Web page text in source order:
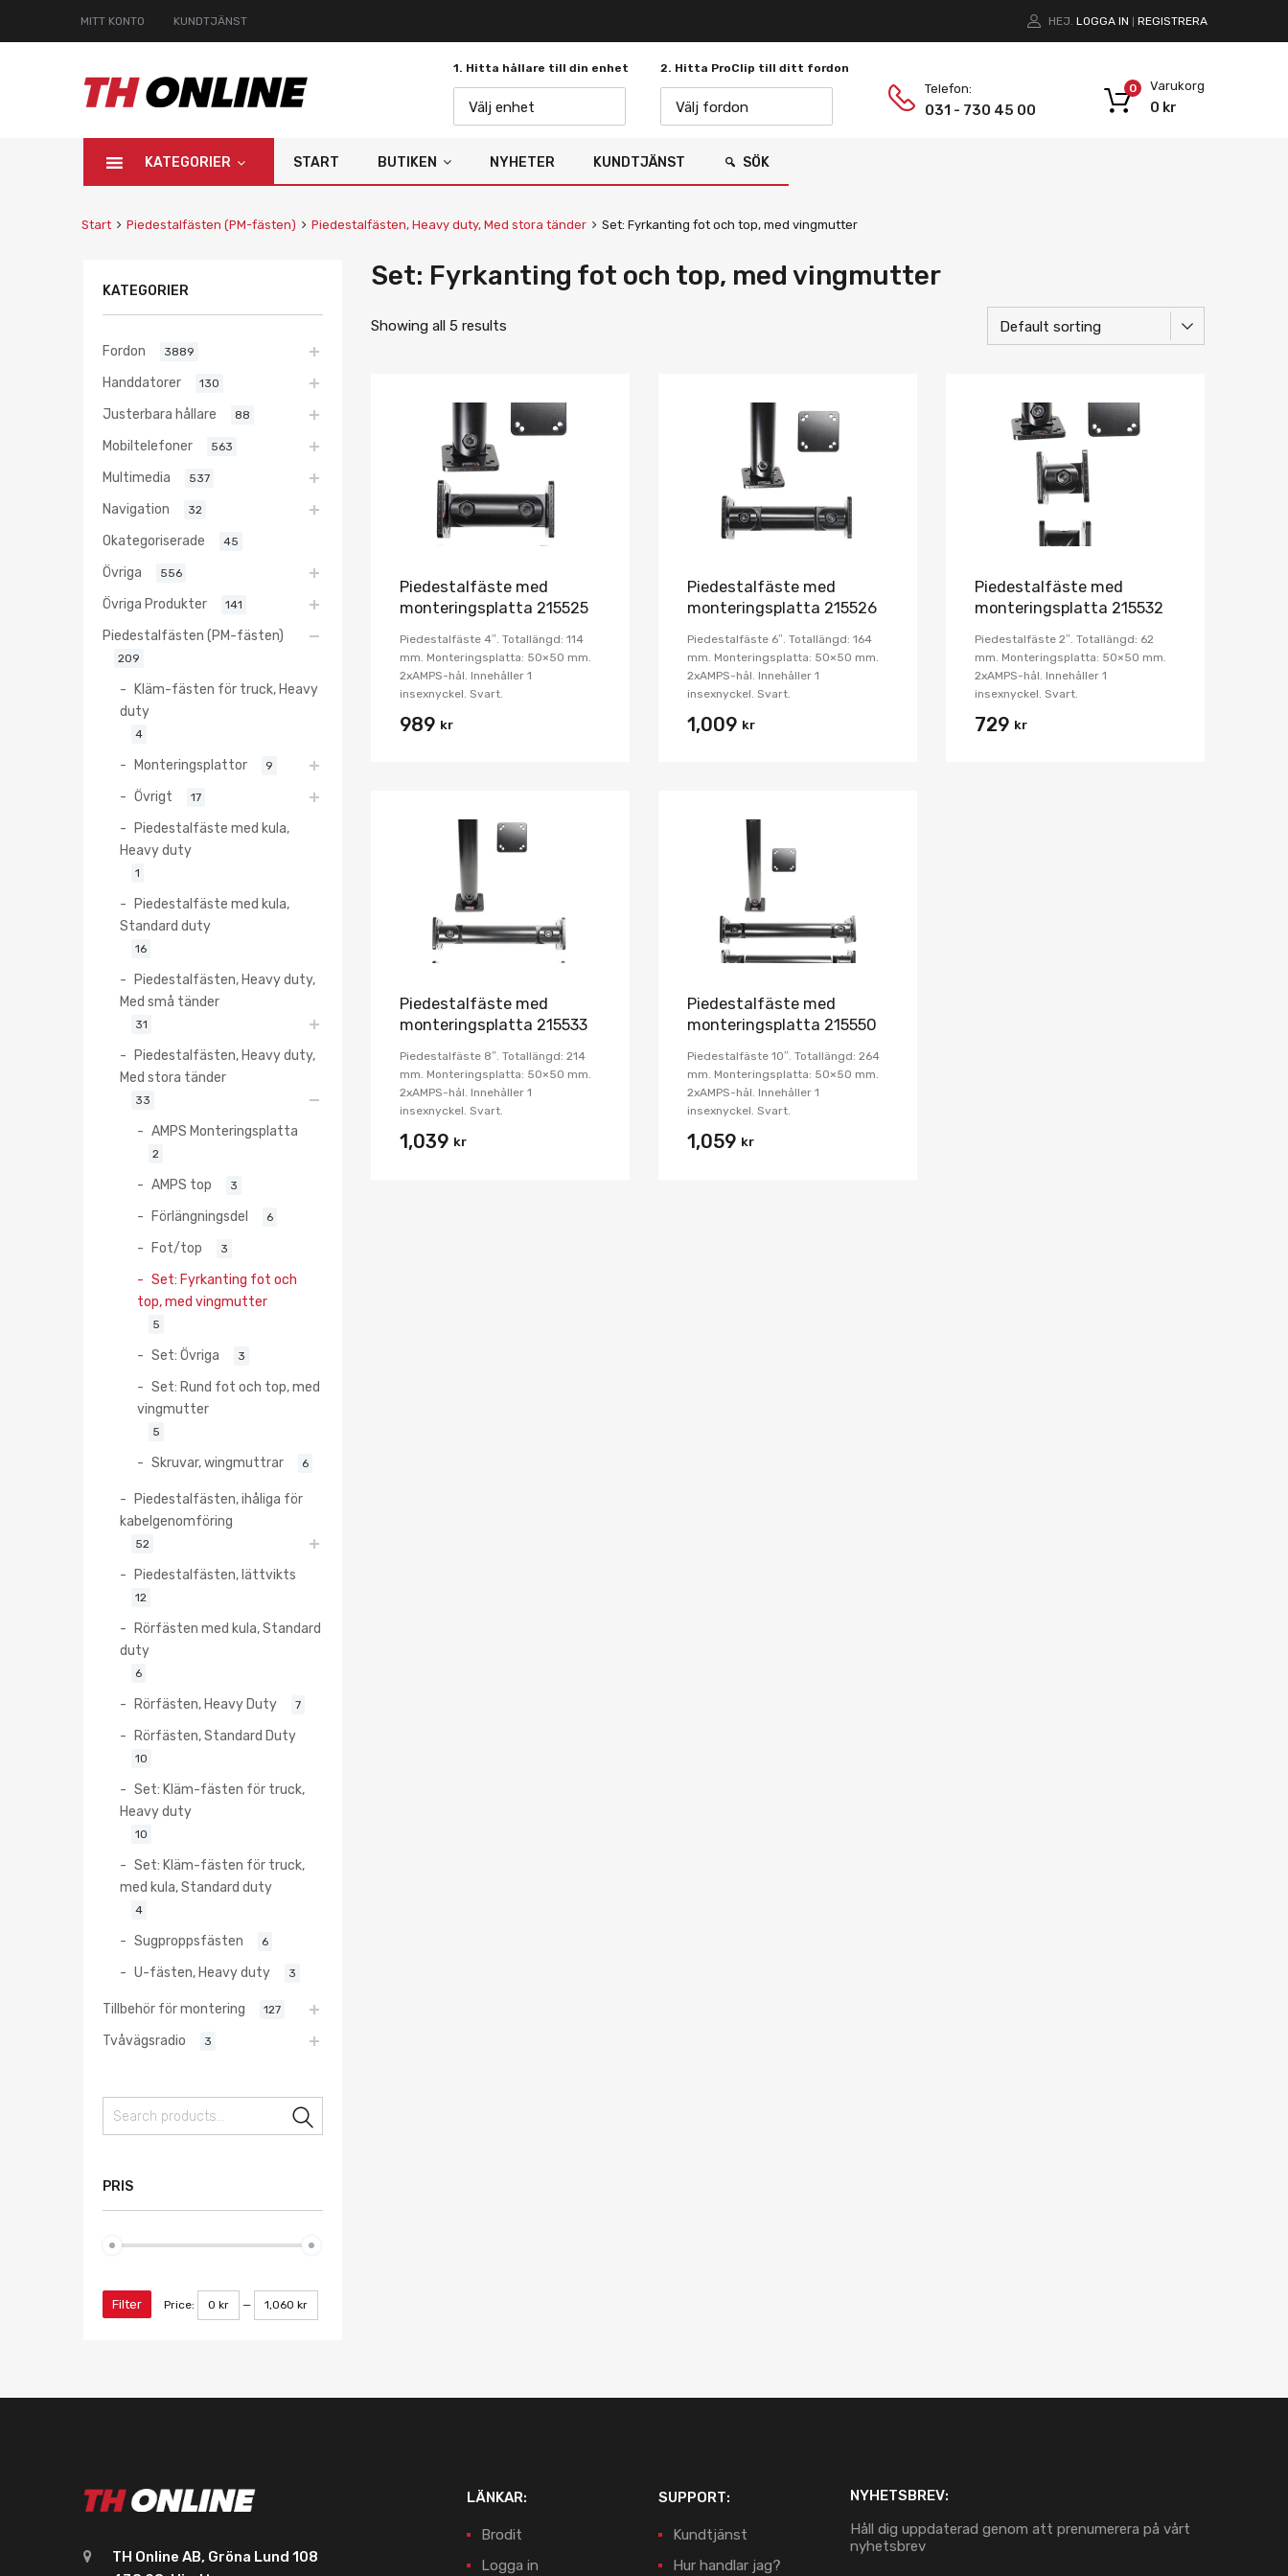
MITT KONTO KUNDTJÄNST HEJ. LOGGA IN REGISTRERA
1. Hitta hållare till din enhet
Välj enhet
2. Hitta ProClip till ditt fordon
Välj fordon
Telefon:
031 - 730 45 00
Varukorg
0 kr
0
KATEGORIER START BUTIKEN NYHETER KUNDTJÄNST SÖK
Start Piedestalfästen (PM-fästen) Piedestalfästen, Heavy duty, Med stora tänder Set: Fyrkanting fot och top, med vingmutter
Set: Fyrkanting fot och top, med vingmutter
Showing all 5 results
Piedestalfäste med
monteringsplatta 215525
Piedestalfäste 4″. Totallängd: 114
mm. Monteringsplatta: 50×50 mm.
2xAMPS-hål. Innehåller 1
insexnyckel. Svart.
989 kr
Piedestalfäste med
monteringsplatta 215526
Piedestalfäste 6″. Totallängd: 164
mm. Monteringsplatta: 50×50 mm.
2xAMPS-hål. Innehåller 1
insexnyckel. Svart.
1,009 kr
Piedestalfäste med
monteringsplatta 215532
Piedestalfäste 2″. Totallängd: 62
mm. Monteringsplatta: 50×50 mm.
2xAMPS-hål. Innehåller 1
insexnyckel. Svart.
729 kr
Piedestalfäste med
monteringsplatta 215533
Piedestalfäste 8″. Totallängd: 214
mm. Monteringsplatta: 50×50 mm.
2xAMPS-hål. Innehåller 1
insexnyckel. Svart.
1,039 kr
Piedestalfäste med
monteringsplatta 215550
Piedestalfäste 10″. Totallängd: 264
mm. Monteringsplatta: 50×50 mm.
2xAMPS-hål. Innehåller 1
insexnyckel. Svart.
1,059 kr
KATEGORIER
Fordon 3889
Handdatorer 130
Justerbara hållare 88
Mobiltelefoner 563
Multimedia 537
Navigation 32
Okategoriserade 45
Övriga 556
Övriga Produkter 141
Piedestalfästen (PM-fästen)
209
Kläm-fästen för truck, Heavy
duty
4
Monteringsplattor 9
Övrigt 17
Piedestalfäste med kula,
Heavy duty
1
Piedestalfäste med kula,
Standard duty
16
Piedestalfästen, Heavy duty,
Med små tänder
31
Piedestalfästen, Heavy duty,
Med stora tänder
33
AMPS Monteringsplatta
2
AMPS top 3
Förlängningsdel 6
Fot/top 3
Set: Fyrkanting fot och
top, med vingmutter
5
Set: Övriga 3
Set: Rund fot och top, med
vingmutter
5
Skruvar, wingmuttrar 6
Piedestalfästen, ihåliga för
kabelgenomföring
52
Piedestalfästen, lättvikts
12
Rörfästen med kula, Standard
duty
6
Rörfästen, Heavy Duty 7
Rörfästen, Standard Duty
10
Set: Kläm-fästen för truck,
Heavy duty
10
Set: Kläm-fästen för truck,
med kula, Standard duty
4
Sugproppsfästen 6
U-fästen, Heavy duty 3
Tillbehör för montering 127
Tvåvägsradio 3
PRIS
Filter Price: 0 kr — 1,060 kr
TH Online AB, Gröna Lund 108
LÄNKAR:
Brodit
Logga in
SUPPORT:
Kundtjänst
Hur handlar jag?
NYHETSBREV:
Håll dig uppdaterad genom att prenumerera på vårt
nyhetsbrev